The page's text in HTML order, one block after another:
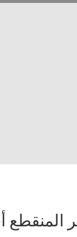
الطور 6